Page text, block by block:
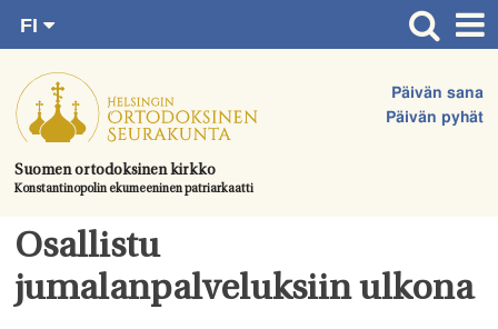
suoraan
sisältöön.
Suomen ortodoksinen kirkko
Konstantinopolin ekumeeninen patriarkaatti
Päivän sana
Päivän pyhät
FI
SV
EN
UA
Etusivu
Ajankohtaista
Juhlat & toimitukset
Kirkot
Apua & tukea
Osallistu
jumalanpalveluksiin ulkona